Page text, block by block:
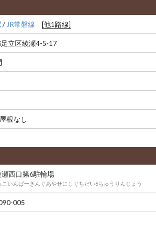
/ JR常磐線 [他1路線]
足立区綾瀬4-5-17
根なし
西口第6駐輪場
こいんぱーきんぐあやせにしぐちだい6ちゅうりんじょう
005